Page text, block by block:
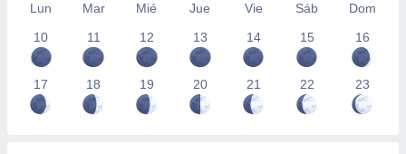
Lun Mar Mié Jue Vie Sáb
Dom
10
11 12 13 14 15 16
17 18 19 20 21 22 23